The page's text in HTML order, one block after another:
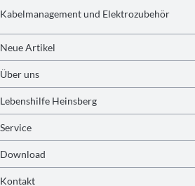
Kabelmanagement und Elektrozubehör
Neue Artikel
Über uns
Lebenshilfe Heinsberg
Service
Download
Kontakt